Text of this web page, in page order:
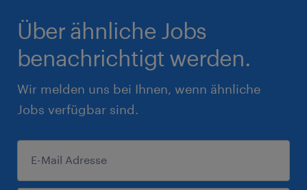
Über ähnliche Jobs
benachrichtigt werden.
Wir melden uns bei Ihnen, wenn ähnliche
Jobs verfügbar sind.